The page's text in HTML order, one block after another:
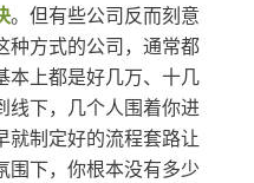
。但有些公司反而刻意
种方式的公司，通常都
本上都是好几万、十几
线下，几个人围着你进
就制定好的流程套路让
围下，你根本没有多少